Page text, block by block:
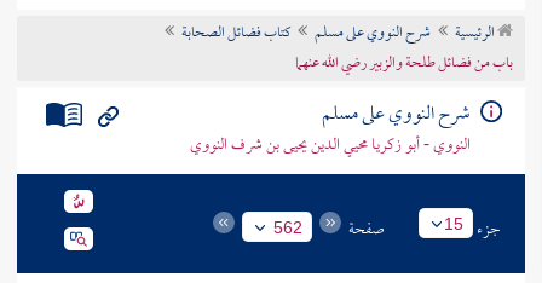
تراجم الأعلام
الرئيسية شرح النووي على مسلم
كتاب فضائل الصحابة
باب من فضائل طلحة والزبير رضي الله عنهما
شرح النووي على مسلم
النووي - أبو زكريا محيي الدين يحيى بن شرف النووي
جزء 15 صفحة 562